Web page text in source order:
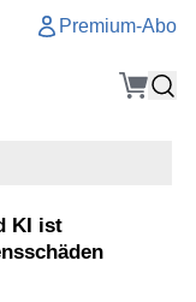
Premium-Abo
KI ist